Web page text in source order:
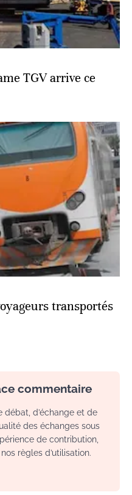
TGV arrive ce
transportés
commentaire
débat, d’échange et de
des échanges sous
de contribution,
règles d’utilisation.